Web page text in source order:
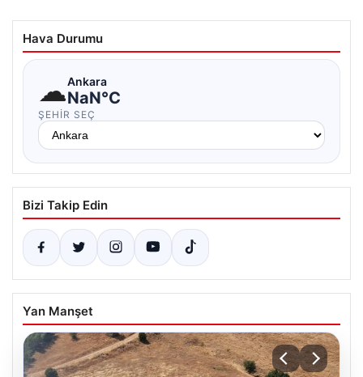
Hava Durumu
☁Ankara
NaN°C
ŞEHIR SEÇ
Bizi Takip Edin
Yan Manşet